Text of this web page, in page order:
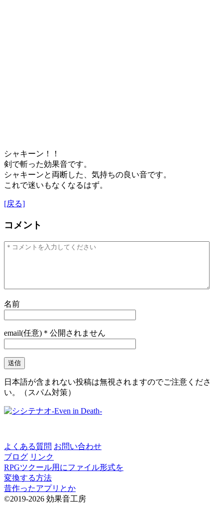
シャキーン！！
剣で斬った効果音です。
シャキーンと両断した、気持ちの良い音です。
これで迷いもなくなるはず。
[戻る]
コメント
名前
email(任意)＊公開されません
日本語が含まれない投稿は無視されますのでご注意くださ
い。（スパム対策）
よくある質問 お問い合わせ
ブログ リンク
RPGツクール用にファイル形式を
変換する方法
昔作ったアプリとか
©2019-2026 効果音工房